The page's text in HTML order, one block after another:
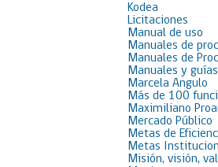
Kodea
Licitaciones
Manual de uso
Manuales de
Manuales de
Manuales y guías
Marcela Angulo
Más de 100
Maximiliano
Mercado Público
Metas de
Metas
Misión, visión,